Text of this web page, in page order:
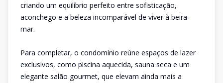
criando um equilíbrio perfeito entre sofisticação,
aconchego e a beleza incomparável de viver à beira-
mar.
Para completar, o condomínio reúne espaços de lazer
exclusivos, como piscina aquecida, sauna seca e um
elegante salão gourmet, que elevam ainda mais a